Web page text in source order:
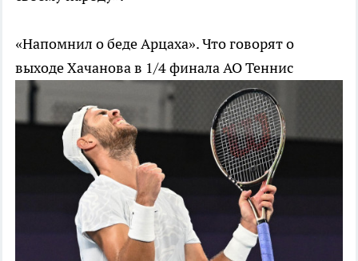
«Напомнил о беде Арцаха». Что говорят о
выходе Хачанова в 1/4 финала AOТеннис